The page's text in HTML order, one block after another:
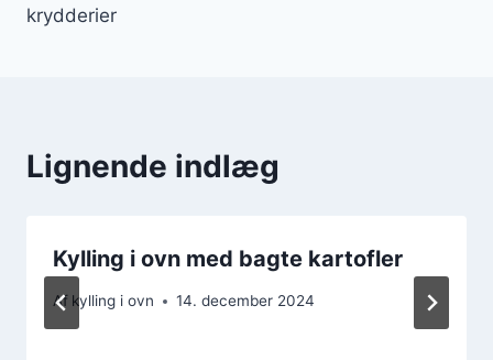
krydderier
Lignende indlæg
Kylling i ovn med bagte kartofler
Af kylling i ovn 14. december 2024